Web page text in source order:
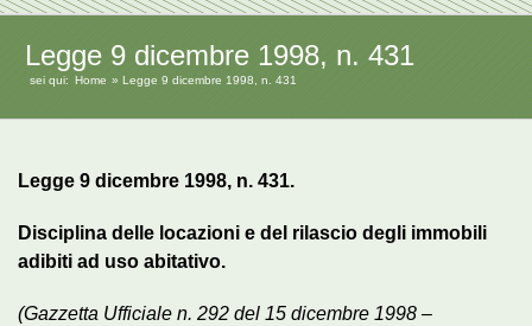
Legge 9 dicembre 1998, n. 431
sei qui: Home Legge 9 dicembre 1998, n. 431
Legge 9 dicembre 1998, n. 431.
Disciplina delle locazioni e del rilascio degli immobili
adibiti ad uso abitativo.
(Gazzetta Ufficiale n. 292 del 15 dicembre 1998 –